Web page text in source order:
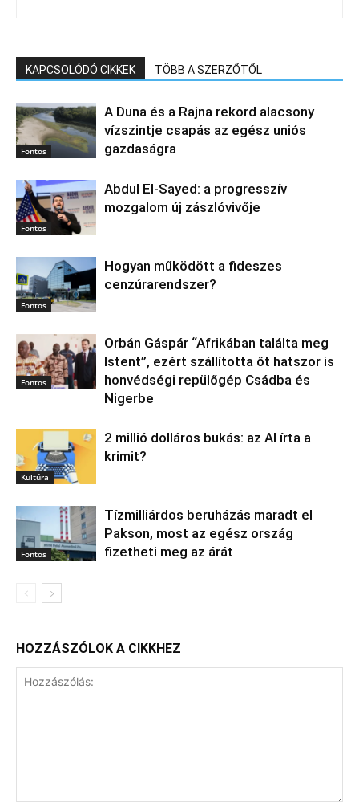
KAPCSOLÓDÓ CIKKEK TÖBB A SZERZŐTŐL
Fontos
A Duna és a Rajna rekord alacsony
vízszintje csapás az egész uniós
gazdaságra
Fontos
Abdul El‑Sayed: a progresszív
mozgalom új zászlóvivője
Fontos
Hogyan működött a fideszes
cenzúrarendszer?
Fontos
Orbán Gáspár “Afrikában találta meg
Istent”, ezért szállította őt hatszor is
honvédségi repülőgép Csádba és
Nigerbe
Kultúra
2 millió dolláros bukás: az AI írta a
krimit?
Fontos
Tízmilliárdos beruházás maradt el
Pakson, most az egész ország
fizetheti meg az árát
HOZZÁSZÓLOK A CIKKHEZ